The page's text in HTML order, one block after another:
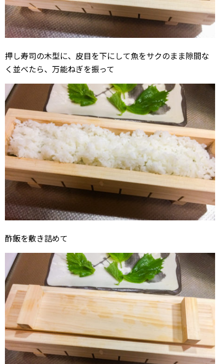
押し寿司の木型に、皮目を下にして魚をサクのまま隙間な
く並べたら、万能ねぎを振って
酢飯を敷き詰めて